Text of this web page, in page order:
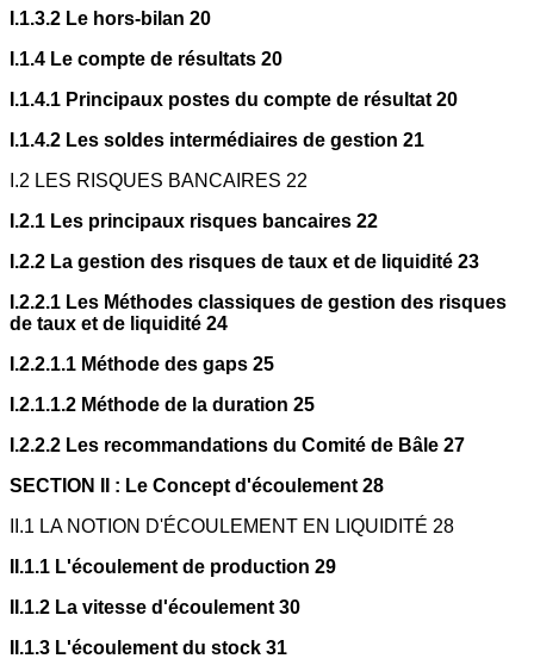
I.1.3.2 Le hors-bilan 20
I.1.4 Le compte de résultats 20
I.1.4.1 Principaux postes du compte de résultat 20
I.1.4.2 Les soldes intermédiaires de gestion 21
I.2 LES RISQUES BANCAIRES 22
I.2.1 Les principaux risques bancaires 22
I.2.2 La gestion des risques de taux et de liquidité 23
I.2.2.1 Les Méthodes classiques de gestion des risques
de taux et de liquidité 24
I.2.2.1.1 Méthode des gaps 25
I.2.1.1.2 Méthode de la duration 25
I.2.2.2 Les recommandations du Comité de Bâle 27
SECTION II : Le Concept d'écoulement 28
II.1 LA NOTION D'ÉCOULEMENT EN LIQUIDITÉ 28
II.1.1 L'écoulement de production 29
II.1.2 La vitesse d'écoulement 30
II.1.3 L'écoulement du stock 31